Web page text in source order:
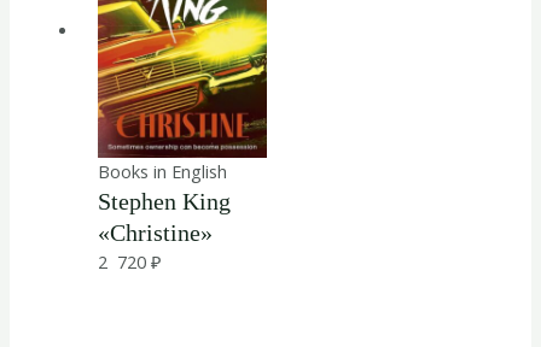
Books in English
Stephen King
«Christine»
2 720 ₽